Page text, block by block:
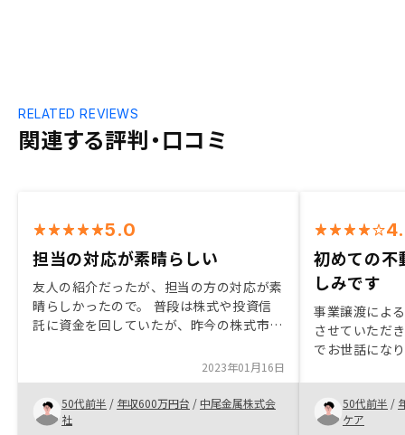
関連する評判・口コミ
RELATED REVIEWS
5.0
担当の対応が素晴らしい
友人の紹介だったが、担当の方の対応が素
晴らしかったので。 普段は株式や投資信
託に資金を回していたが、昨今の株式市場
探していたところです紹介でした。 また
今回は提示された物件が自分の希望金額に
極めて近かったのもあります。
2023年01月16日
50代前半 / 年収600万円台 / 中尾金属株式会
社
初めての不
しみです
事業譲渡によ
させていただ
でお世話にな
が、色々わか
た。 はじめ
でしたら、知
50代前半 /
ケア